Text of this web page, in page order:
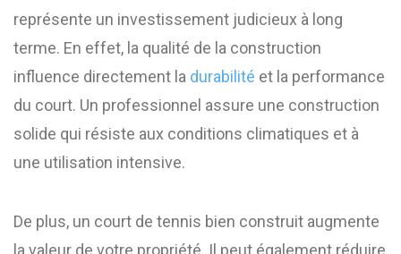
représente un investissement judicieux à long
terme. En effet, la qualité de la construction
influence directement la durabilité et la performance
du court. Un professionnel assure une construction
solide qui résiste aux conditions climatiques et à
une utilisation intensive.
De plus, un court de tennis bien construit augmente
la valeur de votre propriété. Il peut également réduire